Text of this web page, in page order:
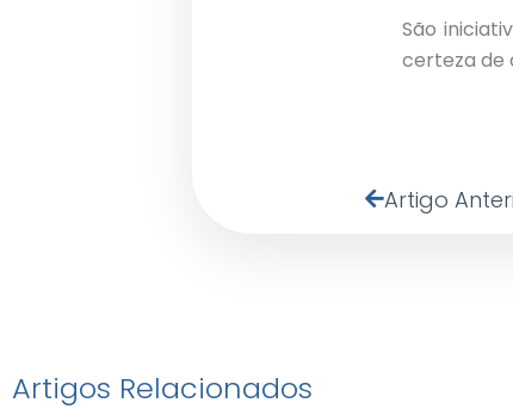
São
certeza de
Artigo
Artigos Relacionados